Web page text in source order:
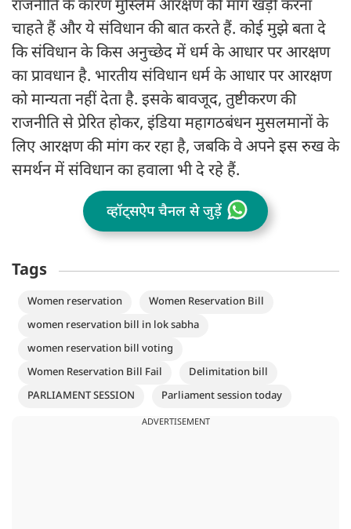
राजनीति के कारण मुस्लिम आरक्षण की मांग खड़ी करना
चाहते हैं और ये संविधान की बात करते हैं. कोई मुझे बता दे
कि संविधान के किस अनुच्छेद में धर्म के आधार पर आरक्षण
का प्रावधान है. भारतीय संविधान धर्म के आधार पर आरक्षण
को मान्यता नहीं देता है. इसके बावजूद, तुष्टीकरण की
राजनीति से प्रेरित होकर, इंडिया महागठबंधन मुसलमानों के
लिए आरक्षण की मांग कर रहा है, जबकि वे अपने इस रुख के
समर्थन में संविधान का हवाला भी दे रहे हैं.
व्हॉट्सऐप चैनल से जुड़ें
Tags
Women reservation
Women Reservation Bill
women reservation bill in lok sabha
women reservation bill voting
Women Reservation Bill Fail
Delimitation bill
PARLIAMENT SESSION
Parliament session today
ADVERTISEMENT